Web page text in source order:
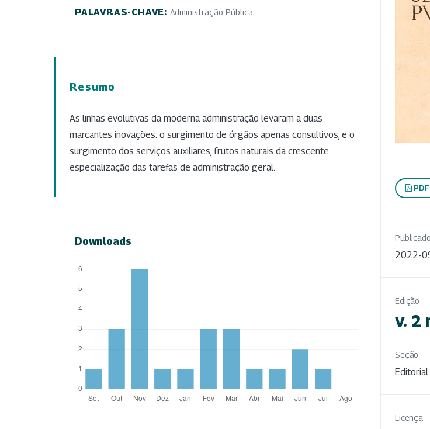
PALAVRAS-CHAVE: Administração Pública
Resumo
As linhas evolutivas da moderna administração levaram a duas
marcantes inovações: o surgimento de órgãos apenas consultivos, e o
surgimento dos serviços auxiliares, frutos naturais da crescente
especialização das tarefas de administração geral.
Downloads
PDF
Publicado
2022-
Edição
v. 2
Seção
Editorial
Licença